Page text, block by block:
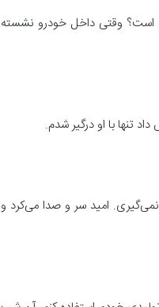
است؟ وقتی داخل خودرو نشسته
تنها با او درگیر شدم.
امید سر و صدا می‌کرد و